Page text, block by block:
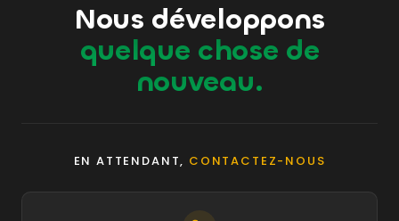
Nous développons
quelque chose de
nouveau.
EN ATTENDANT, CONTACTEZ-NOUS